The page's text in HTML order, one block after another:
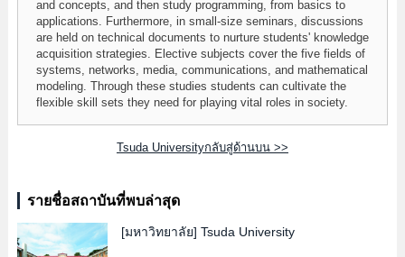
and concepts, and then study programming, from basics to
applications. Furthermore, in small-size seminars, discussions
are held on technical documents to nurture students' knowledge
acquisition strategies. Elective subjects cover the five fields of
systems, networks, media, communications, and mathematical
modeling. Through these studies students can cultivate the
flexible skill sets they need for playing vital roles in society.
Tsuda Universityกลับสู่ด้านบน >>
รายชื่อสถาบันที่พบล่าสุด
[มหาวิทยาลัย] Tsuda University